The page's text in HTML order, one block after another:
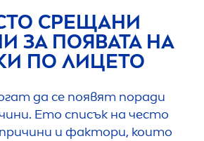
СРЕЩАНИ
ЗА ПОЯВАТА НА
ПО ЛИЦЕТО
да се появят поради
Ето списък на често
и фактори, които